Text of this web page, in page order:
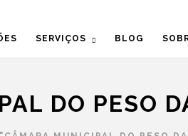
SERVIÇOS BLOG
DO PESO